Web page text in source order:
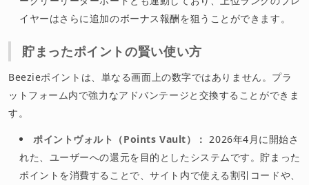
イヤーはさらに追加のボーナス報酬を狙うことができます。
貯まったポイントの賢い使い方
Beezieポイントは、単なる画面上の数字ではありません。プラ
ットフォーム内で強力なアドバンテージと交換することができま
す。
ポイントヴォルト（Points Vault）： 2026年4月に開始さ
れた、ユーザーへの還元を目的としたシステムです。貯まった
ポイントを消費することで、サイト内で使える割引コードや、